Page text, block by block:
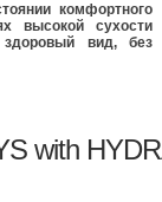
комфортного
высокой сухости
вид, без
with